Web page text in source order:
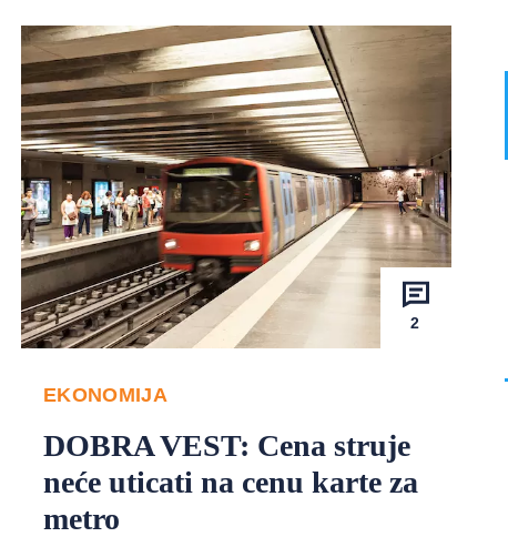
2
EKONOMIJA
DOBRA VEST: Cena struje
neće uticati na cenu karte za
metro